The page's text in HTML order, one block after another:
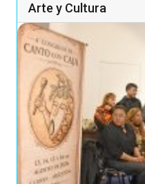
Arte y Cultura